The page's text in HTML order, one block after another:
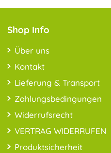
Shop Info
Über uns
Kontakt
Lieferung & Transport
Zahlungsbedingungen
Widerrufsrecht
VERTRAG WIDERRUFEN
Produktsicherheit